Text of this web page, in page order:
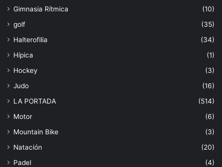
Gimnasia Rítmica
(10)
golf
(35)
Halterofilia
(34)
Hípica
(1)
Hockey
(3)
Judo
(16)
LA PORTADA
(514)
Motor
(6)
Mountain Bike
(3)
Natación
(20)
Padel
(4)